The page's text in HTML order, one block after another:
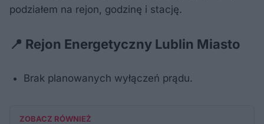
podziałem na rejon, godzinę i stację.
📍 Rejon Energetyczny Lublin Miasto
Brak planowanych wyłączeń prądu.
ZOBACZ RÓWNIEŻ